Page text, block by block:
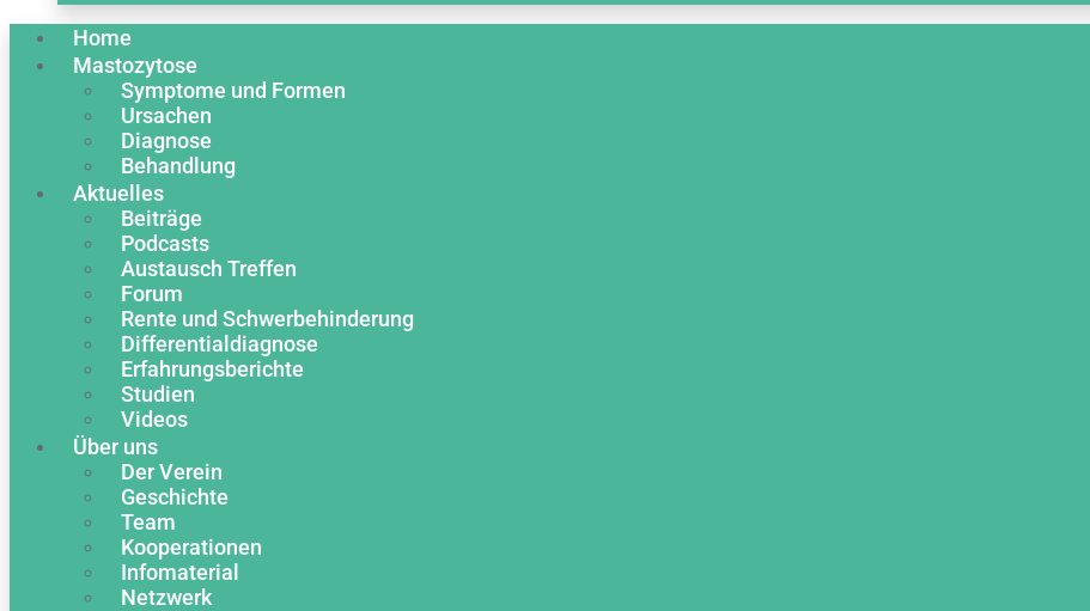
Home
Mastozytose
Symptome und Formen
Ursachen
Diagnose
Behandlung
Aktuelles
Beiträge
Podcasts
Austausch Treffen
Forum
Rente und Schwerbehinderung
Differentialdiagnose
Erfahrungsberichte
Studien
Videos
Über uns
Der Verein
Geschichte
Team
Kooperationen
Infomaterial
Netzwerk